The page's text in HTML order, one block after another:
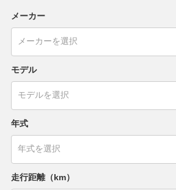
メーカー
モデル
年式
走行距離（km）